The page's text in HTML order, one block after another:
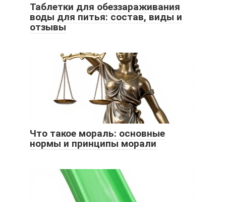
Таблетки для обеззараживания
воды для питья: состав, виды и
отзывы
Что такое мораль: основные
нормы и принципы морали